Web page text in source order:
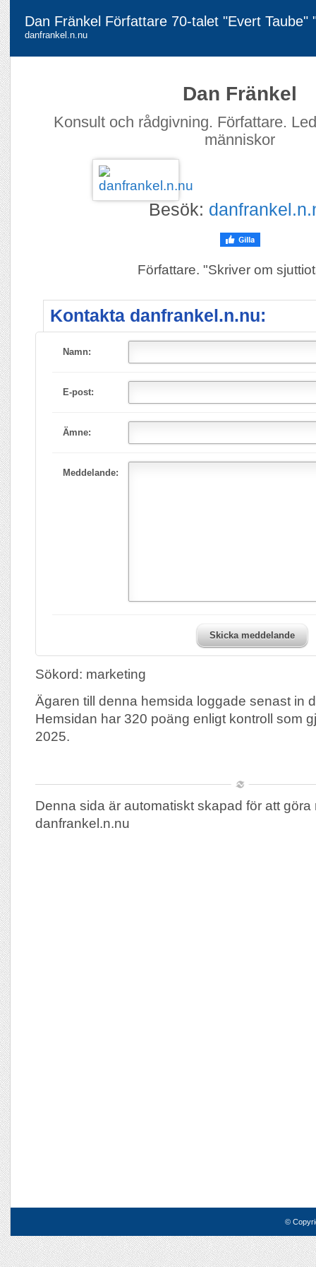
Dan Fränkel Författare 70-talet "Evert Taube"
danfrankel.n.nu
Dan Fränkel
Konsult och rådgivning. Författare.
människor
Besök:
Författare. "Skriver om
Kontakta danfrankel.n.nu:
Namn:
E-post:
Ämne:
Meddelande:
Skicka meddelande
Sökord: marketing
Ägaren till denna hemsida loggade senast in
Hemsidan har 320 poäng enligt kontroll som
2025.
Denna sida är automatiskt skapad för att göra
danfrankel.n.nu
©